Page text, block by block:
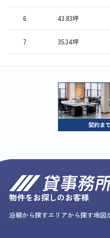
6 43.83坪
7 35.34坪
物件をお探しのお客様
沿線から探すエリアから探す地図